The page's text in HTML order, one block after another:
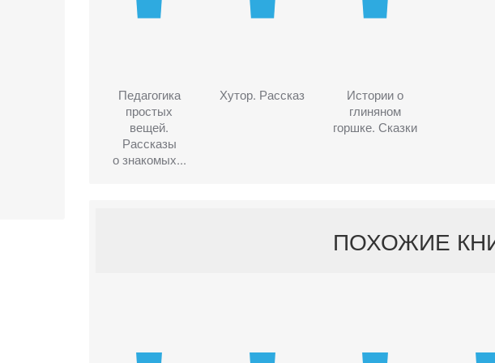
Педагогика
простых
вещей.
Рассказы
о знакомых...
Хутор. Рассказ
Истории о
глиняном
горшке. Сказки
ПОХОЖИЕ